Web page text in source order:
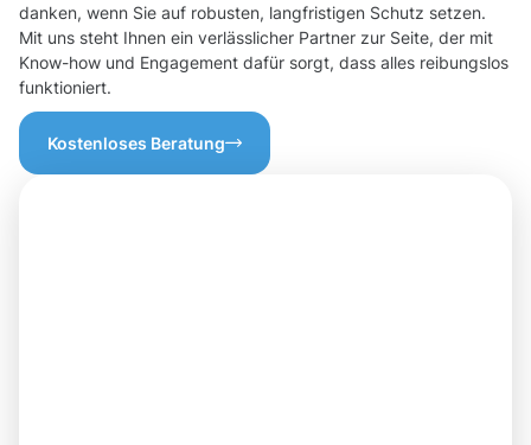
danken, wenn Sie auf robusten, langfristigen Schutz setzen.
Mit uns steht Ihnen ein verlässlicher Partner zur Seite, der mit
Know-how und Engagement dafür sorgt, dass alles reibungslos
funktioniert.
Kostenloses Beratung